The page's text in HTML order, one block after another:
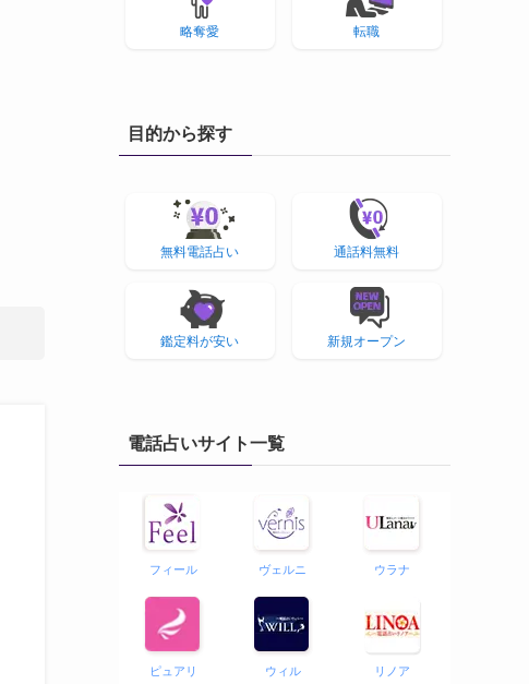
略奪愛 転職
目的から探す
無料電話占い 通話料無料
鑑定料が安い 新規オープン
電話占いサイト一覧
フィール ヴェルニ ウラナ
ピュアリ ウィル リノア